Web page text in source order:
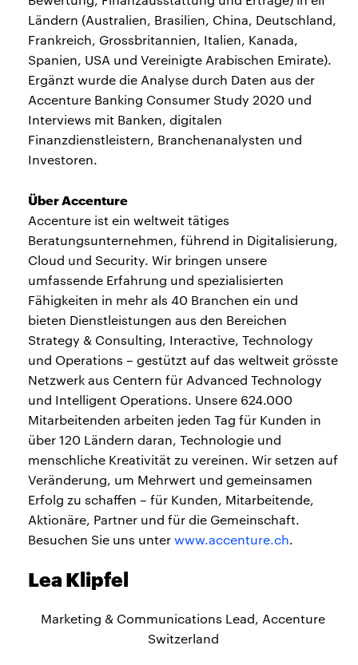
Ländern (Australien, Brasilien, China, Deutschland,
Frankreich, Grossbritannien, Italien, Kanada,
Spanien, USA und Vereinigte Arabischen Emirate).
Ergänzt wurde die Analyse durch Daten aus der
Accenture Banking Consumer Study 2020 und
Interviews mit Banken, digitalen
Finanzdienstleistern, Branchenanalysten und
Investoren.
Über Accenture
Accenture ist ein weltweit tätiges
Beratungsunternehmen, führend in Digitalisierung,
Cloud und Security. Wir bringen unsere
umfassende Erfahrung und spezialisierten
Fähigkeiten in mehr als 40 Branchen ein und
bieten Dienstleistungen aus den Bereichen
Strategy & Consulting, Interactive, Technology
und Operations – gestützt auf das weltweit grösste
Netzwerk aus Centern für Advanced Technology
und Intelligent Operations. Unsere 624.000
Mitarbeitenden arbeiten jeden Tag für Kunden in
über 120 Ländern daran, Technologie und
menschliche Kreativität zu vereinen. Wir setzen auf
Veränderung, um Mehrwert und gemeinsamen
Erfolg zu schaffen – für Kunden, Mitarbeitende,
Aktionäre, Partner und für die Gemeinschaft.
Besuchen Sie uns unterwww.accenture.ch.
Lea Klipfel
Marketing & Communications Lead, Accenture
Switzerland